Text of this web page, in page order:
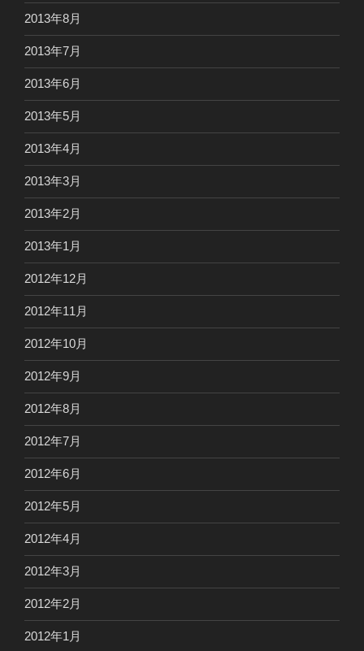
2013年8月
2013年7月
2013年6月
2013年5月
2013年4月
2013年3月
2013年2月
2013年1月
2012年12月
2012年11月
2012年10月
2012年9月
2012年8月
2012年7月
2012年6月
2012年5月
2012年4月
2012年3月
2012年2月
2012年1月